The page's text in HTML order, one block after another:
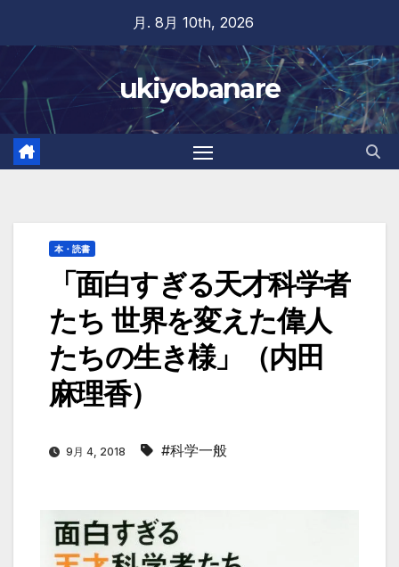
content
月. 8月 10th, 2026
ukiyobanare
本・読書
「面白すぎる天才科学者
たち 世界を変えた偉人
たちの生き様」（内田
麻理香）
9月 4, 2018 #科学一般